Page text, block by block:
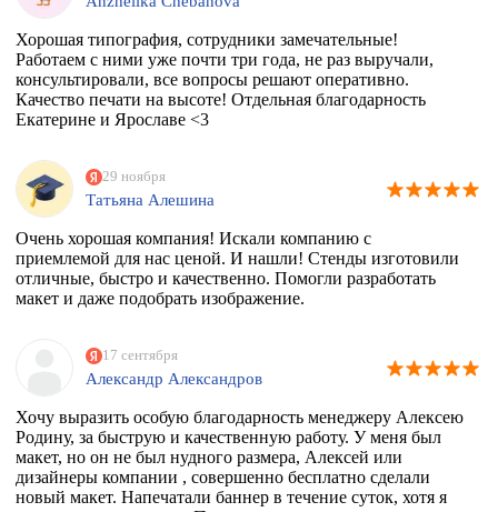
Хорошая типография, сотрудники замечательные!
Работаем с ними уже почти три года, не раз выручали,
консультировали, все вопросы решают оперативно.
Качество печати на высоте! Отдельная благодарность
Екатерине и Ярославе <3
29 ноября
Татьяна Алешина
Очень хорошая компания! Искали компанию с
приемлемой для нас ценой. И нашли! Стенды изготовили
отличные, быстро и качественно. Помогли разработать
макет и даже подобрать изображение.
17 сентября
Александр Александров
Хочу выразить особую благодарность менеджеру Алексею
Родину, за быструю и качественную работу. У меня был
макет, но он не был нудного размера, Алексей или
дизайнеры компании , совершенно бесплатно сделали
новый макет. Напечатали баннер в течение суток, хотя я